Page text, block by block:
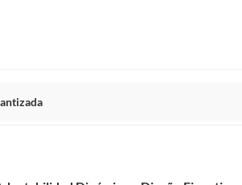
estado, con todas sus etiquetas,